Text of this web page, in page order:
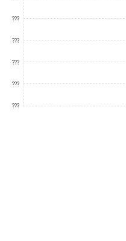
???
???
???
???
???